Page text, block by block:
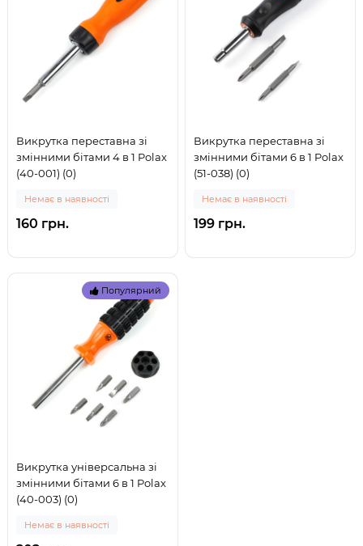
Викрутка переставна зі
змінними бітами 4 в 1 Polax
(40-001) (0)
Немає в наявності
160 грн.
Викрутка переставна зі
змінними бітами 6 в 1 Polax
(51-038) (0)
Немає в наявності
199 грн.
Популярний
Викрутка універсальна зі
змінними бітами 6 в 1 Polax
(40-003) (0)
Немає в наявності